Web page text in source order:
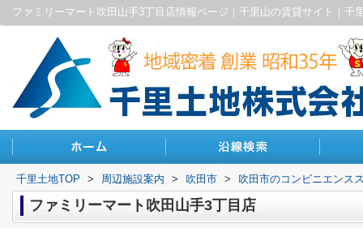
ファミリーマート吹田山手3丁目店情報ページ｜千里山の賃貸サイト｜千
千里土地TOP > 周辺施設案内 > 吹田市 > 吹田市のコンビニエンス
ファミリーマート吹田山手3丁目店